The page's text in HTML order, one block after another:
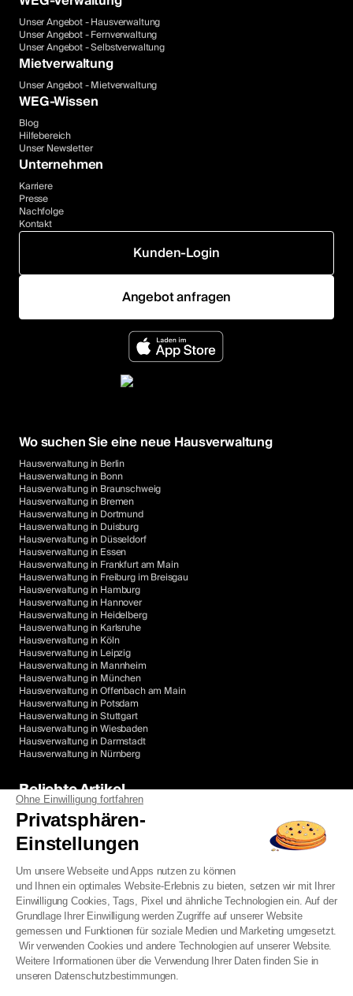
Unser Angebot - Hausverwaltung
Unser Angebot - Fernverwaltung
Unser Angebot - Selbstverwaltung
Mietverwaltung
Unser Angebot - Mietverwaltung
WEG-Wissen
Blog
Hilfebereich
Unser Newsletter
Unternehmen
Karriere
Presse
Nachfolge
Kontakt
Kunden-Login
Angebot anfragen
Wo suchen Sie eine neue Hausverwaltung
Hausverwaltung in Berlin
Hausverwaltung in Bonn
Hausverwaltung in Braunschweig
Hausverwaltung in Bremen
Hausverwaltung in Dortmund
Hausverwaltung in Duisburg
Hausverwaltung in Düsseldorf
Hausverwaltung in Essen
Hausverwaltung in Frankfurt am Main
Hausverwaltung in Freiburg im Breisgau
Hausverwaltung in Hamburg
Hausverwaltung in Hannover
Hausverwaltung in Heidelberg
Hausverwaltung in Karlsruhe
Hausverwaltung in Köln
Hausverwaltung in Leipzig
Hausverwaltung in Mannheim
Hausverwaltung in München
Hausverwaltung in Offenbach am Main
Hausverwaltung in Potsdam
Hausverwaltung in Stuttgart
Hausverwaltung in Wiesbaden
Hausverwaltung in Darmstadt
Hausverwaltung in Nürnberg
Beliebte Artikel
WEG-Konto: Was Eigentümer wissen müssen
Hausverwaltung kündigt – Was nun?
WEG ohne Verwalter: Was tun?
Hausverwaltung kündigen: So geht's
Beschwerdestelle gegen Hausverwaltungen
WEG-Selbstverwaltung erklärt
Eigentümer als Hausverwalter
Jahresabrechnung in der WEG
Umlaufbeschluss in der WEG
Hausverwaltung: Definition, Aufgaben & Kosten
Matera Deutschland GmbH, Andreasstraße 72, 10243 Berlin
Rechtliche DokumenteAllgemeine Nutzungsbedingungen
Ohne Einwilligung fortfahren
Privatsphären-
Einstellungen
Um unsere Webseite und Apps nutzen zu können
und Ihnen ein optimales Website-Erlebnis zu bieten, setzen wir mit Ihrer
Einwilligung Cookies, Tags, Pixel und ähnliche Technologien ein. Auf der
Grundlage Ihrer Einwilligung werden Zugriffe auf unserer Website
gemessen und Funktionen für soziale Medien und Marketing umgesetzt.
Wir verwenden Cookies und andere Technologien auf unserer Website.
Weitere Informationen über die Verwendung Ihrer Daten finden Sie in
unseren Datenschutzbestimmungen.